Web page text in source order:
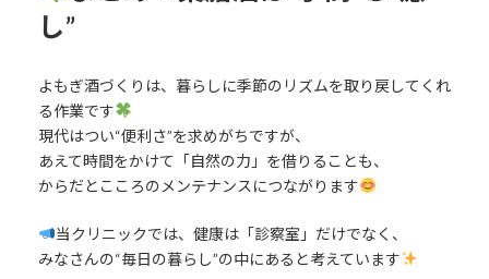
し”
よもぎ酒づくりは、暮らしに季節のリズムを取り戻してくれ
る作業です
現代はつい“便利さ”を求めがちですが、
あえて時間をかけて「自然の力」を借りることも、
からだとこころのメンテナンスにつながります
当クリニックでは、健康は「診察室」だけでなく、
みなさんの“毎日の暮らし”の中にあると考えています